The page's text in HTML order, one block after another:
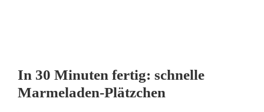
In 30 Minuten fertig: schnelle
Marmeladen-Plätzchen